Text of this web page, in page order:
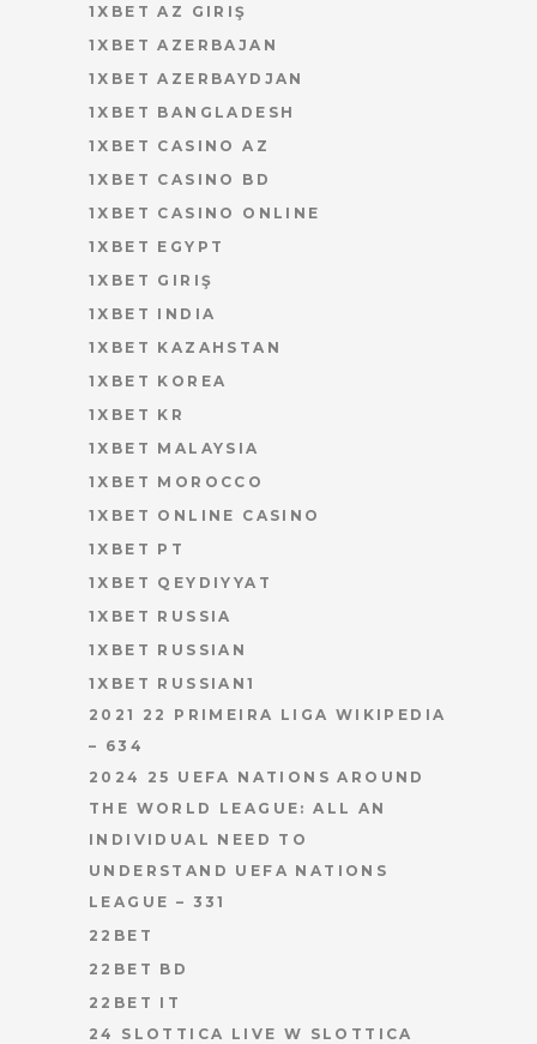
1XBET AZ GIRIŞ
1XBET AZERBAJAN
1XBET AZERBAYDJAN
1XBET BANGLADESH
1XBET CASINO AZ
1XBET CASINO BD
1XBET CASINO ONLINE
1XBET EGYPT
1XBET GIRIŞ
1XBET INDIA
1XBET KAZAHSTAN
1XBET KOREA
1XBET KR
1XBET MALAYSIA
1XBET MOROCCO
1XBET ONLINE CASINO
1XBET PT
1XBET QEYDIYYAT
1XBET RUSSIA
1XBET RUSSIAN
1XBET RUSSIAN1
2021 22 PRIMEIRA LIGA WIKIPEDIA
– 634
2024 25 UEFA NATIONS AROUND
THE WORLD LEAGUE: ALL AN
INDIVIDUAL NEED TO
UNDERSTAND UEFA NATIONS
LEAGUE – 331
22BET
22BET BD
22BET IT
24 SLOTTICA LIVE W SLOTTICA